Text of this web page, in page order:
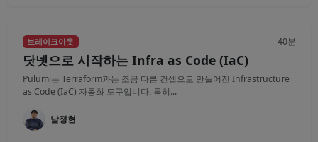
브레이크아웃 40분
닷넷으로 시작하는 Infra as Code (IaC)
Pulumi는 Terraform과는 조금 다른 컨셉으로 만들어진 Infrastructure
as Code (IaC) 자동화 도구입니다. 특히...
남정현